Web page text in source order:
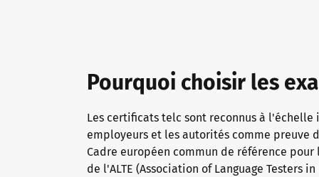
Pourquoi choisir les
Les certificats telc sont reconnus à
employeurs et les autorités comme preuve
Cadre européen commun de référence pour
de l'ALTE (Association of Language Testers